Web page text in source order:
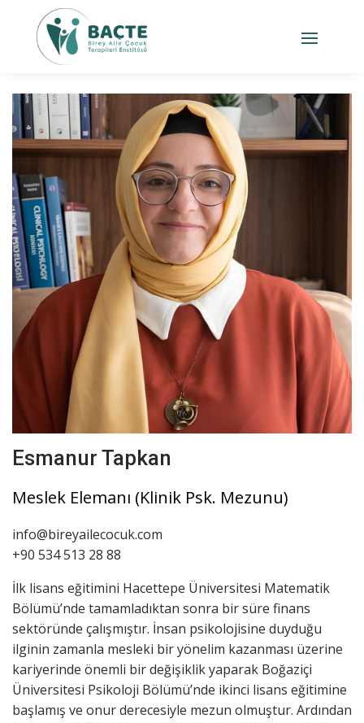
Esmanur Tapkan
Meslek Elemanı (Klinik Psk. Mezunu)
info@bireyailecocuk.com
+90 534 513 28 88
İlk lisans eğitimini Hacettepe Üniversitesi Matematik
Bölümü’nde tamamladıktan sonra bir süre finans
sektöründe çalışmıştır. İnsan psikolojisine duyduğu
ilginin zamanla mesleki bir yönelim kazanması üzerine
kariyerinde önemli bir değişiklik yaparak Boğaziçi
Üniversitesi Psikoloji Bölümü’nde ikinci lisans eğitimine
başlamış ve onur derecesiyle mezun olmuştur. Ardından